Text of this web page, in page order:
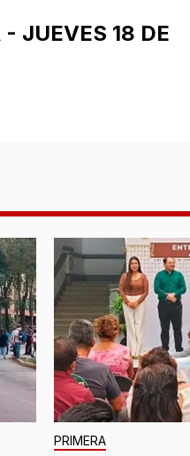
JUEVES 18 DE
PRIMERA